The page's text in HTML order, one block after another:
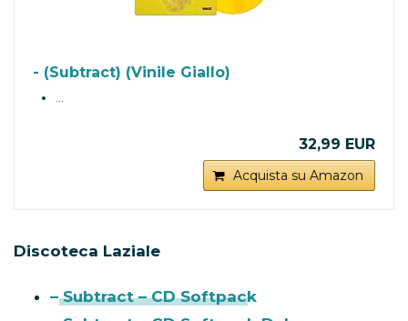
- (Subtract) (Vinile Giallo)
…
32,99 EUR
Acquista su Amazon
Discoteca Laziale
– Subtract – CD Softpack